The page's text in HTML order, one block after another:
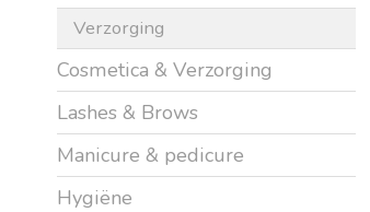
Verzorging
Cosmetica & Verzorging
Lashes & Brows
Manicure & pedicure
Hygiëne